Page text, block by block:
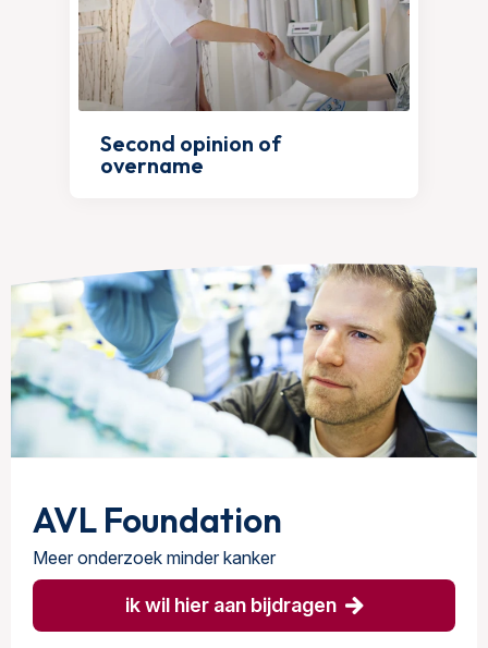
Second opinion of
overname
AVL Foundation
Meer onderzoek minder kanker
ik wil hier aan bijdragen